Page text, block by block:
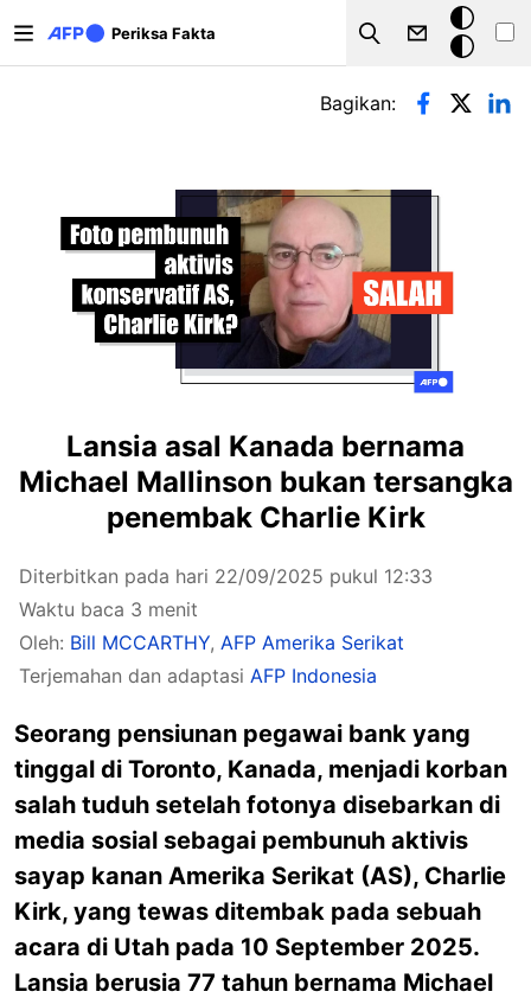
Periksa Fakta
Search
Mode
gelap
Tab primer
Bagikan:
Lansia asal Kanada bernama
Michael Mallinson bukan tersangka
penembak Charlie Kirk
Diterbitkan pada hari 22/09/2025 pukul 12:33
Waktu baca 3 menit
Oleh: Bill MCCARTHY, AFP Amerika Serikat
Terjemahan dan adaptasi AFP Indonesia
Seorang pensiunan pegawai bank yang
tinggal di Toronto, Kanada, menjadi korban
salah tuduh setelah fotonya disebarkan di
media sosial sebagai pembunuh aktivis
sayap kanan Amerika Serikat (AS), Charlie
Kirk, yang tewas ditembak pada sebuah
acara di Utah pada 10 September 2025.
Lansia berusia 77 tahun bernama Michael